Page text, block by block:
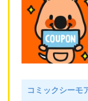
コミックシーモ